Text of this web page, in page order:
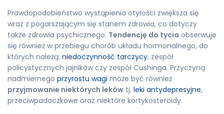
Prawdopodobieństwo wystąpienia otyłości zwiększa się
wraz z pogarszającym się stanem zdrowia, co dotyczy
także zdrowia psychicznego. Tendencję do tycia obserwuje
się również w przebiegu chorób układu hormonalnego, do
których należą: niedoczynność tarczycy, zespół
policystycznych jajników czy zespół Cushinga. Przyczyną
nadmiernego przyrostu wagi może być również
przyjmowanie niektórych leków tj. leki antydepresyjne,
przeciwpadaczkowe oraz niektóre kortykosteroidy.